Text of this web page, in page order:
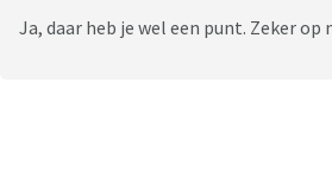
Ja, daar heb je wel een punt. Zeker op